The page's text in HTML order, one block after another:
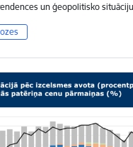
un ģeopolitisko